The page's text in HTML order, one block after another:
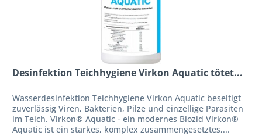
Desinfektion Teichhygiene Virkon Aquatic tötet...
Wasserdesinfektion Teichhygiene Virkon Aquatic beseitigt
zuverlässig Viren, Bakterien, Pilze und einzellige Parasiten
im Teich. Virkon® Aquatic - ein modernes Biozid Virkon®
Aquatic ist ein starkes, komplex zusammengesetztes,...